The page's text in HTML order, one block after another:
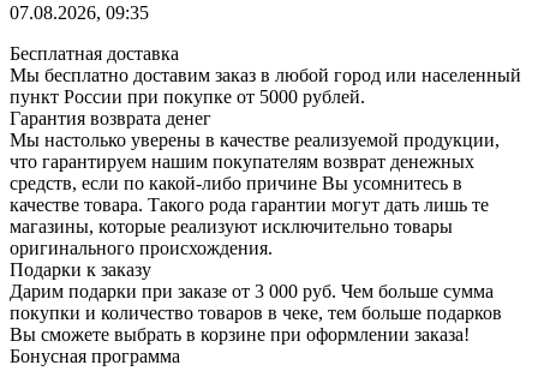
07.08.2026, 09:35
Бесплатная доставка
Мы бесплатно доставим заказ в любой город или населенный
пункт России при покупке от 5000 рублей.
Гарантия возврата денег
Мы настолько уверены в качестве реализуемой продукции,
что гарантируем нашим покупателям возврат денежных
средств, если по какой-либо причине Вы усомнитесь в
качестве товара. Такого рода гарантии могут дать лишь те
магазины, которые реализуют исключительно товары
оригинального происхождения.
Подарки к заказу
Дарим подарки при заказе от 3 000 руб. Чем больше сумма
покупки и количество товаров в чеке, тем больше подарков
Вы сможете выбрать в корзине при оформлении заказа!
Бонусная программа